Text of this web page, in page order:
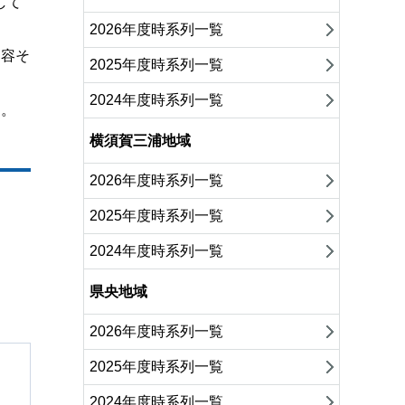
そ
2026年度時系列一覧
2025年度時系列一覧
2024年度時系列一覧
横須賀三浦地域
2026年度時系列一覧
2025年度時系列一覧
2024年度時系列一覧
県央地域
2026年度時系列一覧
2025年度時系列一覧
2024年度時系列一覧